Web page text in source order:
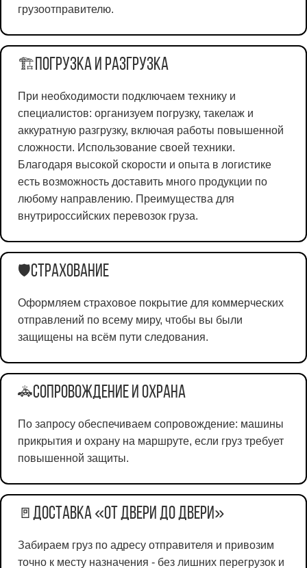
грузоотправителю.
🏗️Погрузка и разгрузка
При необходимости подключаем технику и
специалистов: организуем погрузку, такелаж и
аккуратную разгрузку, включая работы повышенной
сложности. Использование своей техники.
Благодаря высокой скорости и опыта в логистике
есть возможность доставить много продукции по
любому направлению. Преимущества для
внутрироссийских перевозок груза.
🛡️Страхование
Оформляем страховое покрытие для коммерческих
отправлений по всему миру, чтобы вы были
защищены на всём пути следования.
🚓Сопровождение и охрана
По запросу обеспечиваем сопровождение: машины
прикрытия и охрану на маршруте, если груз требует
повышенной защиты.
🚪 Доставка «от двери до двери»
Забираем груз по адресу отправителя и привозим
точно к месту назначения - без лишних перегрузок и